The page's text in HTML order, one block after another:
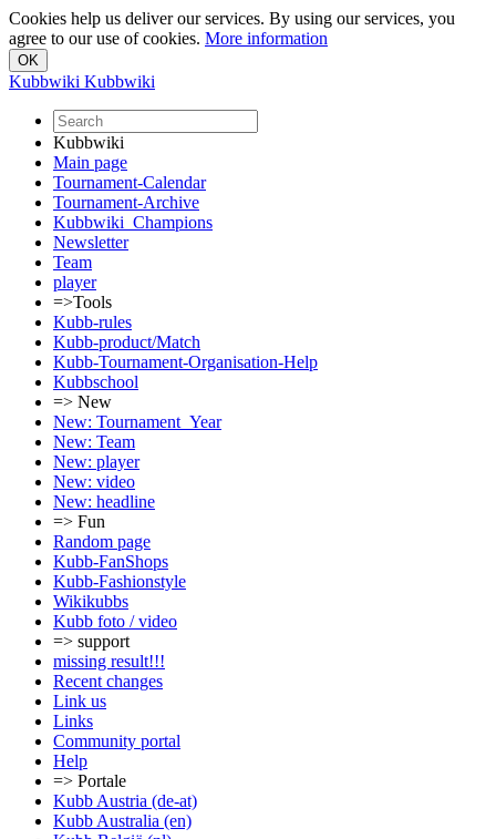
Cookies help us deliver our services. By using our services, you
agree to our use of cookies. More information
Kubbwiki Kubbwiki
Kubbwiki
Main page
Tournament-Calendar
Tournament-Archive
Kubbwiki_Champions
Newsletter
Team
player
=>Tools
Kubb-rules
Kubb-product/Match
Kubb-Tournament-Organisation-Help
Kubbschool
=> New
New: Tournament_Year
New: Team
New: player
New: video
New: headline
=> Fun
Random page
Kubb-FanShops
Kubb-Fashionstyle
Wikikubbs
Kubb foto / video
=> support
missing result!!!
Recent changes
Link us
Links
Community portal
Help
=> Portale
Kubb Austria (de-at)
Kubb Australia (en)